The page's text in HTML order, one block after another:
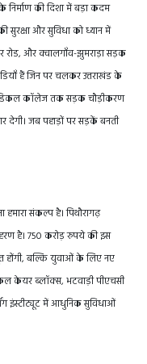
की दिशा में बड़ा कदम
सुरक्षा और सुविधा को ध्यान में
रोड, और क्वालगाँव-झुमराड़ा सड़क
हैं जिन पर चलकर उत्तराखंड के
कॉलेज तक सड़क चौड़ीकरण
देगी। जब पहाड़ों पर सड़कें बनती
संकल्प है। पिथौरागढ़
है। 750 करोड़ रुपये की इस
होंगी, बल्कि युवाओं के लिए नए
केयर ब्लॉक्स, भटवाड़ी पीएचसी
इंस्टीट्यूट में आधुनिक सुविधाओं